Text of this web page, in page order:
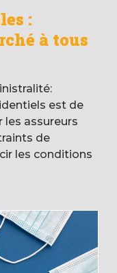
:
à tous
est de
assureurs
de
les conditions